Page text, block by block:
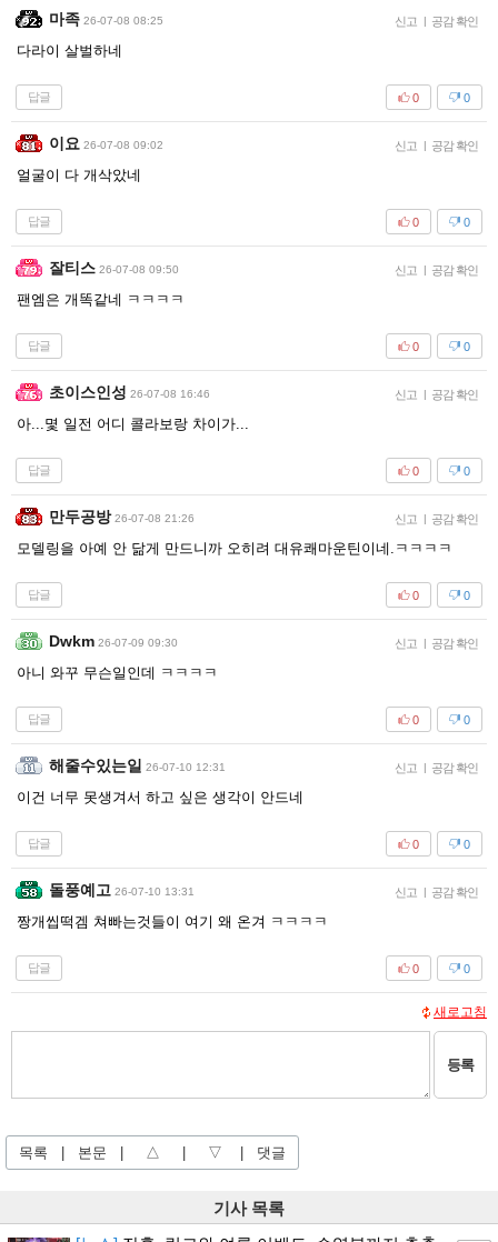
마족 26-07-08 08:25 신고 공감 확인
다라이 살벌하네
답글 0
0
이요 26-07-08 09:02 신고 공감 확인
얼굴이 다 개삭았네
답글 0
0
잘티스 26-07-08 09:50 신고 공감 확인
팬엠은 개똑같네 ㅋㅋㅋㅋ
답글 0
0
초이스인성 26-07-08 16:46 신고 공감 확인
아...몇 일전 어디 콜라보랑 차이가...
답글 0
0
만두공방 26-07-08 21:26 신고 공감 확인
모델링을 아예 안 닮게 만드니까 오히려 대유쾌마운틴이네.ㅋㅋㅋㅋ
답글 0
0
Dwkm 26-07-09 09:30 신고 공감 확인
아니 와꾸 무슨일인데 ㅋㅋㅋㅋ
답글 0
0
해줄수있는일 26-07-10 12:31 신고 공감 확인
이건 너무 못생겨서 하고 싶은 생각이 안드네
답글 0
0
돌풍예고 26-07-10 13:31 신고 공감 확인
짱개씹떡겜 쳐빠는것들이 여기 왜 온겨 ㅋㅋㅋㅋ
답글 0
0
새로고침
등록
목록 본문 △ ▽ 댓글
기사 목록